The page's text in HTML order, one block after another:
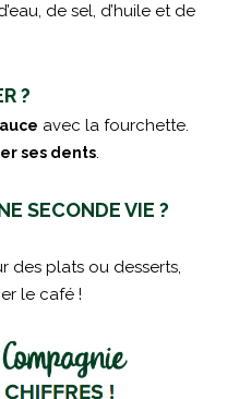
de sel, d’huile et de
?
avec la fourchette.
ses dents.
SECONDE VIE ?
des plats ou desserts,
le café !